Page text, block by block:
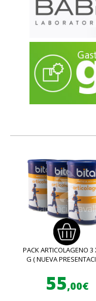
PACK ARTICOLAGENO 3
G ( NUEVA
55,00€